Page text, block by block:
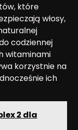
które
włosy,
codziennej
witaminami
korzystnie na
ich
2 dla